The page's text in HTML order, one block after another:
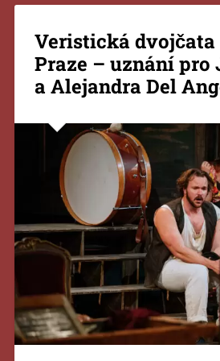
Veristická dvojčata
Praze – uznání pro
a Alejandra Del